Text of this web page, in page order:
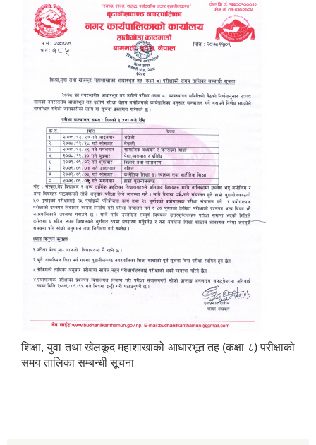
शिक्षा, युवा तथा खेलकूद महाशाखाको आधारभूत तह (कक्षा ८) परीक्षाको
समय तालिका सम्बन्धी सूचना